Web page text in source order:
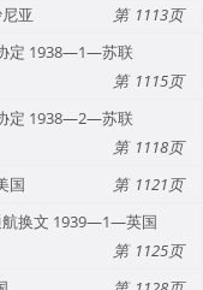
亚
1113
定 1938—1—苏联
1115
定 1938—2—苏联
1118
国
1121
航换文 1939—1—英国
1125